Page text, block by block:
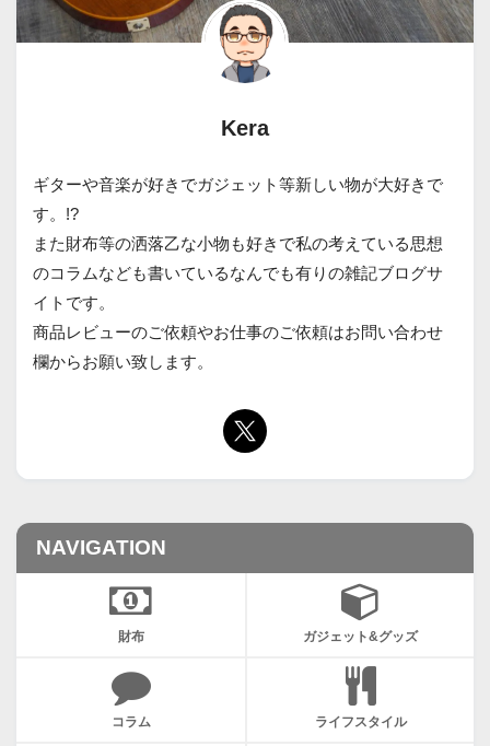
Kera
ギターや音楽が好きでガジェット等新しい物が大好きで
す。!?
また財布等の洒落乙な小物も好きで私の考えている思想
のコラムなども書いているなんでも有りの雑記ブログサ
イトです。
商品レビューのご依頼やお仕事のご依頼はお問い合わせ
欄からお願い致します。
NAVIGATION
財布 ガジェット&グッズ
コラム ライフスタイル